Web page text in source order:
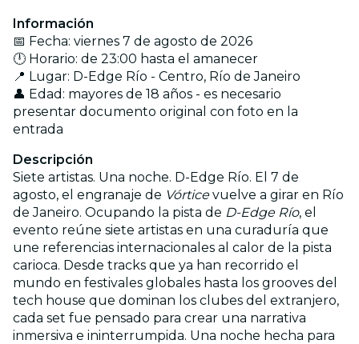
Información
📅 Fecha: viernes 7 de agosto de 2026
🕛 Horario: de 23:00 hasta el amanecer
📍 Lugar: D-Edge Río - Centro, Río de Janeiro
👤 Edad: mayores de 18 años - es necesario
presentar documento original con foto en la
entrada
Descripción
Siete artistas. Una noche. D-Edge Río. El 7 de
agosto, el engranaje de Vórticevuelve a girar en Río
de Janeiro. Ocupando la pista de D-Edge Río, el
evento reúne siete artistas en una curaduría que
une referencias internacionales al calor de la pista
carioca. Desde tracks que ya han recorrido el
mundo en festivales globales hasta los grooves del
tech house que dominan los clubes del extranjero,
cada set fue pensado para crear una narrativa
inmersiva e ininterrumpida. Una noche hecha para